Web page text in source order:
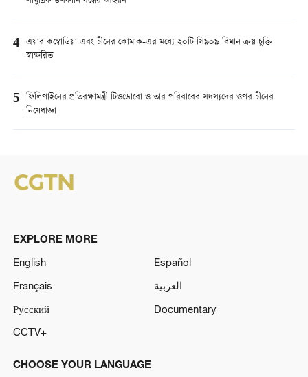
4 এয়ার কম্বোডিয়া এবং চীনের কোমাক-এর মধ্যে ২০টি সি৯০৯ বিমান ক্রয় চুক্তি
স্বাক্ষরিত
5 ফিলিপাইনের প্রতিরক্ষামন্ত্রী টিওডোরো ও তার পরিবারের সদস্যদের ওপর চীনের
নিষেধাজ্ঞা
EXPLORE MORE
English
Español
Français
العربية
Русский
Documentary
CCTV+
CHOOSE YOUR LANGUAGE